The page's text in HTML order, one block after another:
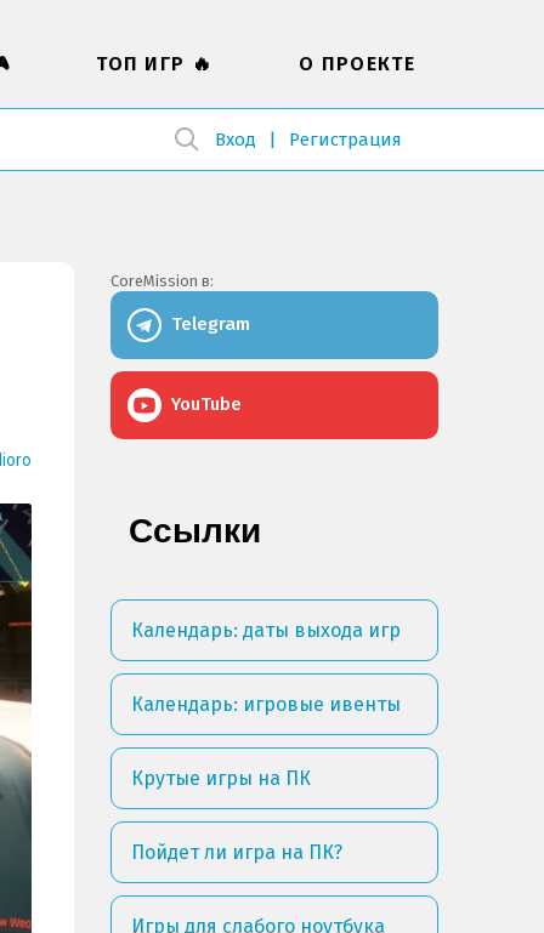
Вход Регистрация
ТОП ИГР 🔥 О ПРОЕКТЕ
CoreMission в:
Telegram
YouTube
Ссылки
Календарь: даты выхода игр
Календарь: игровые ивенты
Крутые игры на ПК
Пойдет ли игра на ПК?
Игры для слабого ноутбука